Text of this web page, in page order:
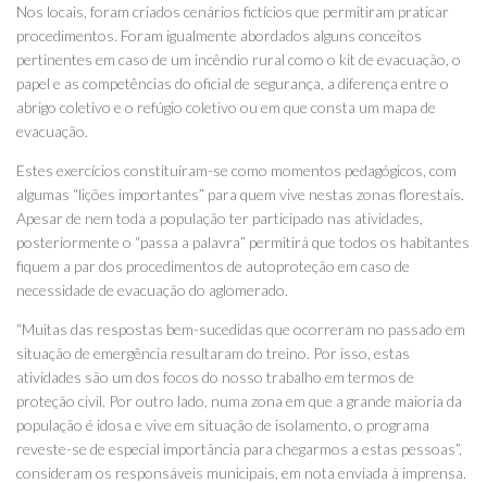
Nos locais, foram criados cenários fictícios que permitiram praticar
procedimentos. Foram igualmente abordados alguns conceitos
pertinentes em caso de um incêndio rural como o kit de evacuação, o
papel e as competências do oficial de segurança, a diferença entre o
abrigo coletivo e o refúgio coletivo ou em que consta um mapa de
evacuação.
Estes exercícios constituíram-se como momentos pedagógicos, com
algumas “lições importantes” para quem vive nestas zonas florestais.
Apesar de nem toda a população ter participado nas atividades,
posteriormente o “passa a palavra” permitirá que todos os habitantes
fiquem a par dos procedimentos de autoproteção em caso de
necessidade de evacuação do aglomerado.
“Muitas das respostas bem-sucedidas que ocorreram no passado em
situação de emergência resultaram do treino. Por isso, estas
atividades são um dos focos do nosso trabalho em termos de
proteção civil. Por outro lado, numa zona em que a grande maioria da
população é idosa e vive em situação de isolamento, o programa
reveste-se de especial importância para chegarmos a estas pessoas”,
consideram os responsáveis municipais, em nota enviada à imprensa.